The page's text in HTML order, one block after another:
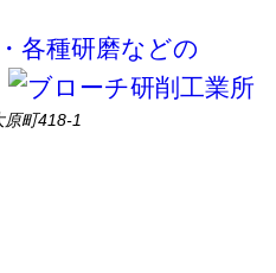
各種研磨などの
町418-1